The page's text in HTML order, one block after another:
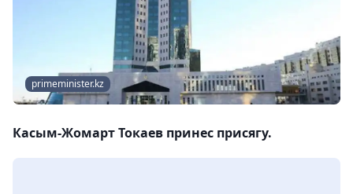
primeminister.kz
Касым-Жомарт Токаев принес присягу.